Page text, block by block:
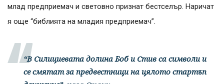
млад предприемач и световно признат бестселър. Наричат
я още “библията на младия предприемач”.
“В Силициевата долина Боб и Стив са символи и
се смятат за предвестници на цялото стартъп